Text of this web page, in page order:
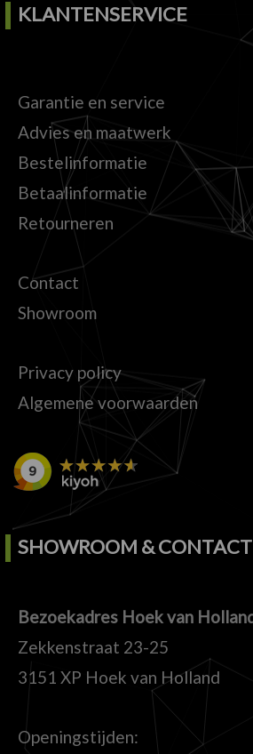
KLANTENSERVICE
Garantie en service
Advies en maatwerk
Bestelinformatie
Betaalinformatie
Retourneren
Contact
Showroom
Privacy policy
Algemene voorwaarden
SHOWROOM & CONTACT
Bezoekadres Hoek van
Zekkenstraat 23-25
3151 XP Hoek van Holland
Openingstijden: